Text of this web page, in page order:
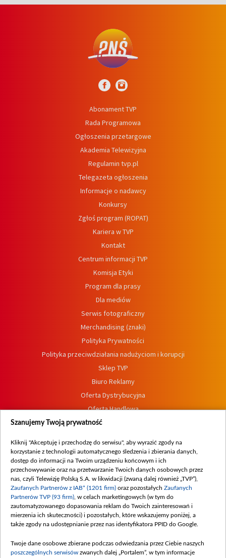
Abonament TVP
Rada Programowa
Ogłoszenia przetargowe
Akademia Telewizyjna
Regulamin tvp.pl
Telegazeta ogłoszenia
Informacje o nadawcy
Konkursy
Zgłoś program (ROPAT)
Kariera w TVP
Kontakt
Centrum informacji TVP
Komisja Etyki
Program dla prasy
Dla mediów
Serwis fotograficzny
Merchandising (znaki)
Polityka Prywatności
Polityka przeciwdziałania nadużyciom i korupcji
Sklep TVP
Biuro Reklamy
Oferta Dystrybucyjna
Oferta Handlowa
Dostępność
Procedura zgłoszeń wewnętrznych
Szanujemy Twoją prywatność
Kliknij "Akceptuję i przechodzę do serwisu", aby wyrazić zgody na
korzystanie z technologii automatycznego śledzenia i zbierania danych,
dostęp do informacji na Twoim urządzeniu końcowym i ich
przechowywanie oraz na przetwarzanie Twoich danych osobowych przez
nas, czyli Telewizję Polską S.A. w likwidacji (zwaną dalej również „TVP”),
Zaufanych Partnerów z IAB* (1201 firm) oraz pozostałych Zaufanych
Partnerów TVP (93 firm) , w celach marketingowych (w tym do
zautomatyzowanego dopasowania reklam do Twoich zainteresowań i
mierzenia ich skuteczności) i pozostałych, które wskazujemy poniżej, a
także zgody na udostępnianie przez nas identyfikatora PPID do Google.
Twoje dane osobowe zbierane podczas odwiedzania przez Ciebie naszych
poszczególnych serwisów zwanych dalej „Portalem”, w tym informacje